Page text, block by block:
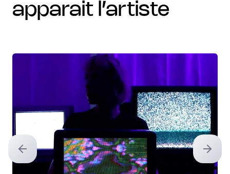
apparait l’artiste
Previous slide Next